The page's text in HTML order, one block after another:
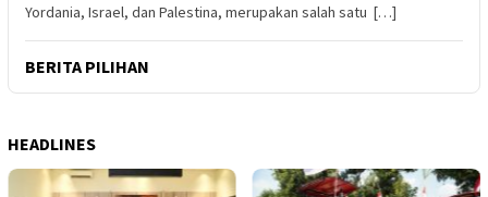
Yordania, Israel, dan Palestina, merupakan salah satu […]
BERITA PILIHAN
HEADLINES